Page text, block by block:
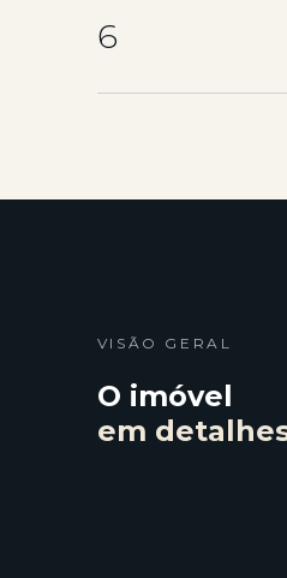
6
VISÃO GERAL
O imóvel
em